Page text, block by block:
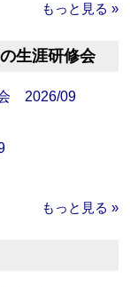
もっと見る »
生涯研修会
2026/09
もっと見る »